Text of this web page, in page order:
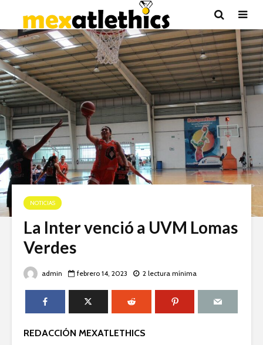
NOTICIAS
La Inter venció a UVM Lomas
Verdes
admin febrero 14, 2023 2 lectura mínima
REDACCIÓN MEXATLETHICS